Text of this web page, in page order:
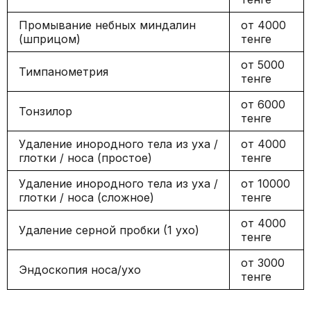
Промывание небных миндалин
(шприцом)
от 4000
тенге
Тимпанометрия
от 5000
тенге
Тонзилор
от 6000
тенге
Удаление инородного тела из уха /
глотки / носа (простое)
от 4000
тенге
Удаление инородного тела из уха /
глотки / носа (сложное)
от 10000
тенге
Удаление серной пробки (1 ухо)
от 4000
тенге
Эндоскопия носа/ухо
от 3000
тенге